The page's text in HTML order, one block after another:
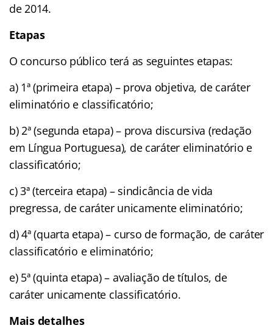
de 2014.
Etapas
O concurso público terá as seguintes etapas:
a) 1ª (primeira etapa) – prova objetiva, de caráter
eliminatório e classificatório;
b) 2ª (segunda etapa) – prova discursiva (redação
em Língua Portuguesa), de caráter eliminatório e
classificatório;
c) 3ª (terceira etapa) – sindicância de vida
pregressa, de caráter unicamente eliminatório;
d) 4ª (quarta etapa) – curso de formação, de caráter
classificatório e eliminatório;
e) 5ª (quinta etapa) – avaliação de títulos, de
caráter unicamente classificatório.
Mais detalhes